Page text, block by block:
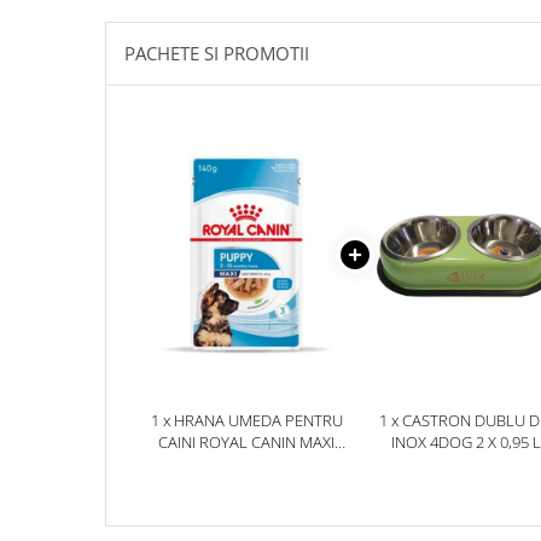
PACHETE SI PROMOTII
1 x HRANA UMEDA PENTRU
CAINI ROYAL CANIN MAXI
1 x CASTRON DUBLU
INOX 4DOG 2 X 0,95 L